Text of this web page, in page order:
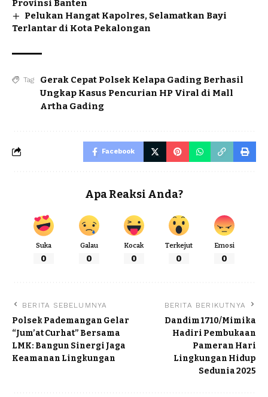
Provinsi Banten
Pelukan Hangat Kapolres, Selamatkan Bayi
Terlantar di Kota Pekalongan
Tag
Gerak Cepat Polsek Kelapa Gading Berhasil
Ungkap Kasus Pencurian HP Viral di Mall
Artha Gading
Facebook
Apa Reaksi Anda?
Suka
0
Galau
0
Kocak
0
Terkejut
0
Emosi
0
BERITA SEBELUMNYA
Polsek Pademangan Gelar
“Jum’at Curhat” Bersama
LMK: Bangun Sinergi Jaga
Keamanan Lingkungan
BERITA BERIKUTNYA
Dandim 1710/Mimika
Hadiri Pembukaan
Pameran Hari
Lingkungan Hidup
Sedunia 2025